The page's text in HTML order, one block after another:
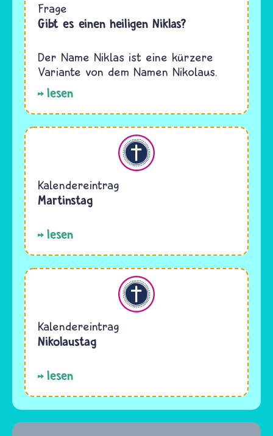
Frage
Gibt es einen heiligen Niklas?
Der Name Niklas ist eine kürzere
Variante von dem Namen Nikolaus.
lesen
Christentum
Kalendereintrag
Martinstag
lesen
Christentum
Kalendereintrag
Nikolaustag
lesen